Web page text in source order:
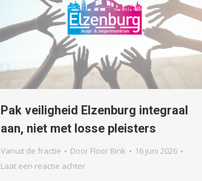
Pak veiligheid Elzenburg integraal
aan, niet met losse pleisters
Vanuit de fractie Door Floor Bink
16 juni 2026
Laat een reactie achter